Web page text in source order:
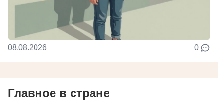
08.08.2026 0
Главное в стране